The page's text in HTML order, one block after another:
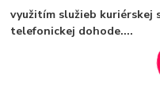
využitím služieb kuriérskej
telefonickej dohode....